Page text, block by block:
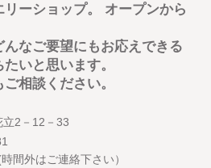
ーショップ。 オープンから
なご要望にもお応えできる
いと思います。
相談ください。
立2－12－33
間外はご連絡下さい）